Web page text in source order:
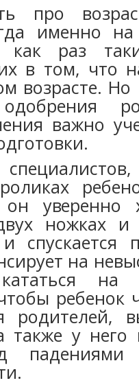
про
именно
как раз
в том, что
возрасте.
важно
он уверенно
ножках
спускается
на
на
ребенок
родителей,
также у